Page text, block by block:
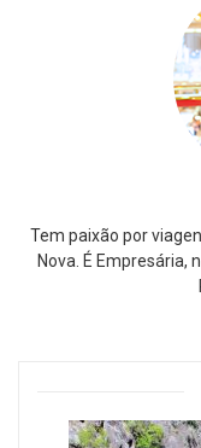
Tem paixão por
Nova. É Empresária,